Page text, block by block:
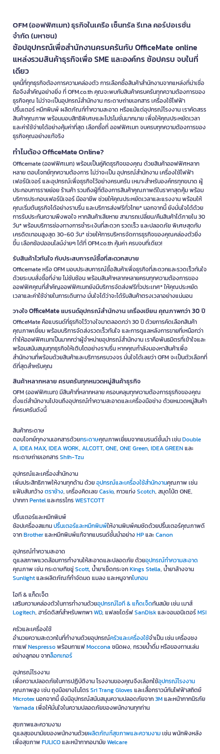
OFM (ออฟฟิศเมท) ธุรกิจในเครือ เซ็นทรัล รีเทล คอร์ปอเรชั่น
จำกัด (มหาชน)
ช้อปอุปกรณ์เพื่อสำนักงานครบครันกับ OfficeMate online
แหล่งรวมสินค้าธุรกิจเพื่อ SME และองค์กร ช้อปครบ จบในที่
เดียว
ยุคนี้ที่ทุกธุรกิจต้องการความคล่องตัว การเลือกซื้อสินค้าสำนักงานจากแหล่งที่น่าเชื่อ
ถือจึงสำคัญอย่างยิ่ง ที่ OFM.co.th คุณจะพบกับสินค้าครบครันทุกความต้องการของ
ธุรกิจคุณ ไม่ว่าจะเป็นอุปกรณ์สำนักงาน กระดาษถ่ายเอกสาร เครื่องใช้ไฟฟ้า
ปริ้นเตอร์ หมึกพิมพ์ ผลิตภัณฑ์ทำความสะอาด หรือแม้แต่อุปกรณ์โรงงาน เราคัดสรร
สินค้าคุณภาพ พร้อมมอบสิทธิพิเศษและโปรโมชั่นมากมาย เพื่อให้คุณประหยัดเวลา
และค่าใช้จ่ายได้อย่างคุ้มค่าที่สุด เลือกซื้อที่ ออฟฟิศเมท จบครบทุกความต้องการของ
ธุรกิจคุณอย่างแท้จริง
ทำไมต้อง OfficeMate Online?
Officemate (ออฟฟิศเมท) พร้อมเป็นคู่คิดธุรกิจของคุณ ด้วยสินค้าออฟฟิศหลาก
หลาย ตอบโจทย์ทุกความต้องการ ไม่ว่าจะเป็น อุปกรณ์สำนักงาน เครื่องใช้ไฟฟ้า
เฟอร์นิเจอร์ และอุปกรณ์เพื่อธุรกิจไว้อย่างครบครัน เหมาะสำหรับองค์กรทุกขนาด ผู้
ประกอบการรายย่อย ร้านค้า รวมถึงผู้ที่ต้องการสินค้าคุณภาพดีในราคาสุดคุ้ม พร้อม
บริการประกอบเฟอร์นิเจอร์ มืออาชีพ ช่วยให้คุณประหยัดเวลาและแรงงาน พร้อมให้
คุณเริ่มต้นธุรกิจได้อย่างราบรื่น และบริการส่งฟรีทั่วไทย* นอกจากนี้ ยังมั่นใจได้ด้วย
การรับประกันความพึงพอใจ หากสินค้าเสียหาย สามารถเปลี่ยน/คืนสินค้าได้ภายใน 30
วัน* พร้อมบริการช่องทางการชำระเงินที่สะดวก รวดเร็ว และปลอดภัย พิเศษสุดกับ
เครดิตเทอมสูงสุด 30-60 วัน* ช่วยให้การบริหารจัดการธุรกิจของคุณคล่องตัวยิ่ง
ขึ้น เลือกช้อปออนไลน์ง่ายๆ ได้ที่ OFM.co.th คุ้มค่า ครบจบที่เดียว!
รับสินค้าไวทันใจ กับประสบการณ์ซื้อที่สะดวกสบาย
Officemate หรือ OFM มอบประสบการณ์ซื้อสินค้าเพื่อธุรกิจที่สะดวกและรวดเร็วทันใจ
ด้วยระบบสั่งซื้อที่ง่าย ไม่ซับซ้อน พร้อมสินค้าหลากหลายครบทุกความต้องการของ
ออฟฟิศคุณที่สำคัญออฟฟิศเมทยังมีบริการจัดส่งฟรีทั่วประเทศ* ให้คุณประหยัด
เวลาและค่าใช้จ่ายในการเดินทาง มั่นใจได้ว่าจะได้รับสินค้าตรงเวลาอย่างแน่นอน
วางใจ OfficeMate แบรนด์อุปกรณ์สำนักงาน เครื่องเขียน คุณภาพกว่า 30 ปี
OfficeMate คือแบรนด์ที่ธุรกิจไว้วางใจมาตลอดกว่า 30 ปี ด้วยการคัดเลือกสินค้า
คุณภาพเยี่ยม พร้อมบริการจัดส่งรวดเร็วทันใจ และการดูแลหลังการขายที่เหนือกว่า
ทำให้ออฟฟิศเมทเป็นมากกว่าผู้จำหน่ายอุปกรณ์สำนักงาน เราคือพันธมิตรที่เข้าใจและ
พร้อมสนับสนุนทุกธุรกิจให้เติบโตอย่างราบรื่น หากคุณกำลังมองหาสินค้าเพื่อ
สำนักงานที่พร้อมด้วยสินค้าและบริการครบวงจร มั่นใจได้เลยว่า OFM จะเป็นตัวเลือกที่
ดีที่สุดสำหรับคุณ
สินค้าหลากหลาย ครบครันทุกหมวดหมู่สินค้าธุรกิจ
OFM (ออฟฟิศเมท) มีสินค้าที่หลากหลาย ครอบคลุมทุกความต้องการธุรกิจของคุณ
ตั้งแต่สำนักงานไปจนถึงอุปกรณ์ทำความสะอาดและเครื่องมือช่าง ด้วยหมวดหมู่สินค้า
ที่ครบครันดังนี้
สินค้ากระดาษ
ตอบโจทย์ทุกงานเอกสารด้วยกระดาษคุณภาพเยี่ยมจากแบรนด์ชั้นนำ เช่นDouble
A, IDEA MAX, IDEA WORK, ALCOTT, ONE, ONE Green, IDEA GREENและ
กระดาษถ่ายเอกสารShih-Tzu
อุปกรณ์และเครื่องสำนักงาน
เพิ่มประสิทธิภาพให้งานทุกด้าน ด้วยอุปกรณ์และเครื่องใช้สำนักงานคุณภาพ เช่น
แฟ้มสันกว้างตราช้าง, เครื่องคิดเลขCasio, กาวแท่งScotch, สมุดโน้ต ONE,
ปากกาPentelและกรรไกรWESTCOTT
ปริ้นเตอร์และหมึกพิมพ์
ช้อปเครื่องสแกนปริ้นเตอร์และหมึกพิมพ์ให้งานพิมพ์คมชัดด้วยปริ้นเตอร์คุณภาพดี
จากBrotherและหมึกพิมพ์แท้จากแบรนด์ชั้นนำอย่างHPและCanon
อุปกรณ์ทำความสะอาด
ดูแลสภาพแวดล้อมการทำงานให้สะอาดและปลอดภัย ด้วยอุปกรณ์ทำความสะอาด
คุณภาพ เช่น กระดาษทิชชู่Scott, น้ำยาเช็ดกระจกKings Stella, น้ำยาล้างจาน
Sunlightและผลิตภัณฑ์กำจัดมด แมลง และหนูจากไบกอน
ไอที & แก็ดเจ็ต
เสริมความคล่องตัวในการทำงานด้วยอุปกรณ์ไอที & แก็ดเจ็ดทันสมัย เช่น เมาส์
Logitech, ฮาร์ดดิสก์สำหรับพกพาWD, แฟลชไดร์ฟSanDiskและจอมอนิเตอร์MSI
ครัวและเครื่องใช้
อำนวยความสะดวกในที่ทำงานด้วยอุปกรณ์ครัวและเครื่องใช้จำเป็น เช่น เครื่องชง
กาแฟNespressoพร้อมกาแฟMoccona ชนิดผง, กรวยน้ำดื่ม หรือของทานเล่น
อย่างลูกอม จากล็อกเกอร์
อุปกรณ์โรงงาน
เพื่อความปลอดภัยในการปฏิบัติงาน โรงงานของคุณจึงเลือกใช้อุปกรณ์โรงงาน
คุณภาพสูง เช่น ถุงมือยางไนโตรSri Trang Gloves และเสื้อกราวน์กันไฟฟ้าสถิตย์
Microtexนอกจากนี้ ยังมีอุปกรณ์สนับสนุนความปลอดภัยจาก3Mและหน้ากากนิรภัย
Yamada เพื่อให้มั่นใจในความปลอดภัยของพนักงานทุกท่าน
สุขภาพและความงาม
ดูแลสุขอนามัยของพนักงานด้วยผลิตภัณฑ์สุขภาพและความงามเช่น พนักพิงหลัง
เพื่อสุขภาพFULICOและหน้ากากอนามัยWelcare